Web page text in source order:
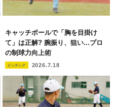
キャッチボールで「胸を目掛け
て」は正解? 腕振り、狙い...プロ
の制球力向上術
ピッチング 2026.7.18